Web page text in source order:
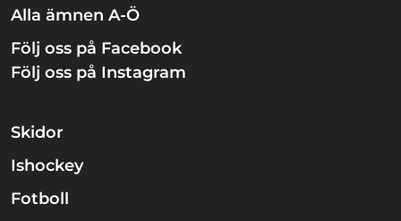
Alla ämnen A-Ö
Följ oss på Facebook
Följ oss på Instagram
Skidor
Ishockey
Fotboll